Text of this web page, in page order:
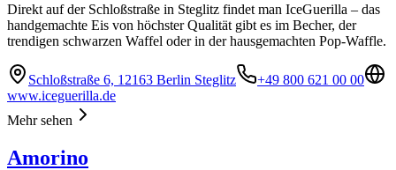
Direkt auf der Schloßstraße in Steglitz findet man IceGuerilla – das
handgemachte Eis von höchster Qualität gibt es im Becher, der
trendigen schwarzen Waffel oder in der hausgemachten Pop-Waffle.
Schloßstraße 6, 12163 Berlin Steglitz
+49 800 621 00 00
www.iceguerilla.de
Mehr sehen
Amorino